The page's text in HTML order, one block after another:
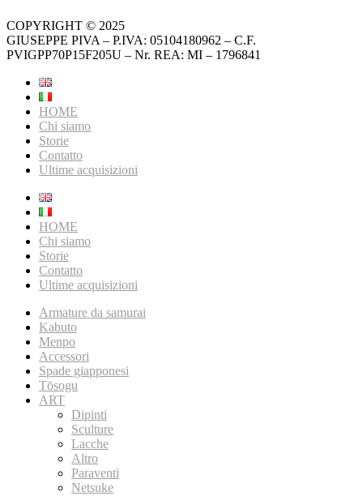
COPYRIGHT © 2025
GIUSEPPE PIVA – P.IVA: 05104180962 – C.F.
PVIGPP70P15F205U – Nr. REA: MI – 1796841
HOME
Chi siamo
Storie
Contatto
Ultime acquisizioni
HOME
Chi siamo
Storie
Contatto
Ultime acquisizioni
Armature da samurai
Kabuto
Menpo
Accessori
Spade giapponesi
Tōsogu
ART
Dipinti
Sculture
Lacche
Altro
Paraventi
Netsuke